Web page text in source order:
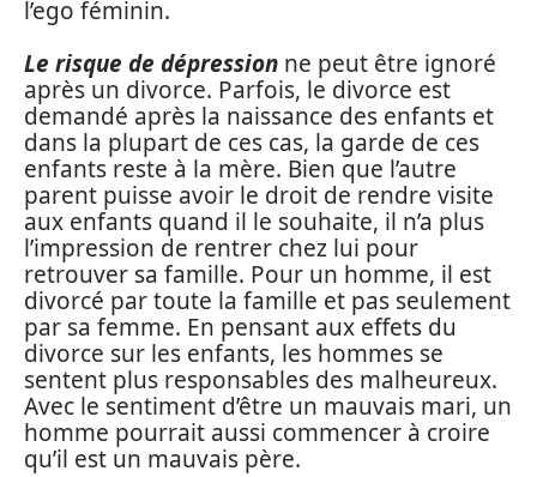
l’ego féminin.
Le risque de dépression ne peut être ignoré
après un divorce. Parfois, le divorce est
demandé après la naissance des enfants et
dans la plupart de ces cas, la garde de ces
enfants reste à la mère. Bien que l’autre
parent puisse avoir le droit de rendre visite
aux enfants quand il le souhaite, il n’a plus
l’impression de rentrer chez lui pour
retrouver sa famille. Pour un homme, il est
divorcé par toute la famille et pas seulement
par sa femme. En pensant aux effets du
divorce sur les enfants, les hommes se
sentent plus responsables des malheureux.
Avec le sentiment d’être un mauvais mari, un
homme pourrait aussi commencer à croire
qu’il est un mauvais père.